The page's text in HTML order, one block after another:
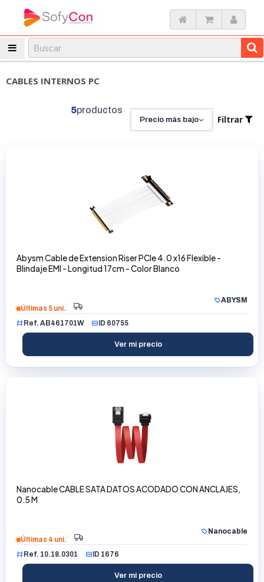
CABLES INTERNOS PC
Filtrar
Precio más bajo
5productos
Abysm Cable de Extension Riser PCIe 4.0 x16 Flexible -
Blindaje EMI - Longitud 17cm - Color Blanco
ABYSM
Últimas 5 uni.
Ref. AB461701W
ID 60755
Ver mi precio
Nanocable CABLE SATA DATOS ACODADO CON ANCLAJES,
0.5 M
Nanocable
Últimas 4 uni.
Ref. 10.18.0301
ID 1676
Ver mi precio